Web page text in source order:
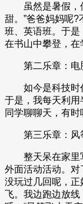
虽然是暑假，但
甜。”爸爸妈妈呢
班、英语班。于是
在书山中攀登，在
第二乐章：电
如今是科技时代
于是，我每天利
同学聊聊天，有
第三乐章：风
整天呆在家里写
外面活动活动。对
没玩过几回呢，
飞。我边跑边放